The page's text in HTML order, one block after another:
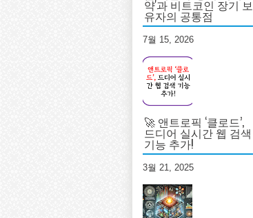
약'과 비트코인 장기 보
유자의 공통점
7월 15, 2026
🚀 앤트로픽 ‘클로드’,
드디어 실시간 웹 검색
기능 추가!
3월 21, 2025